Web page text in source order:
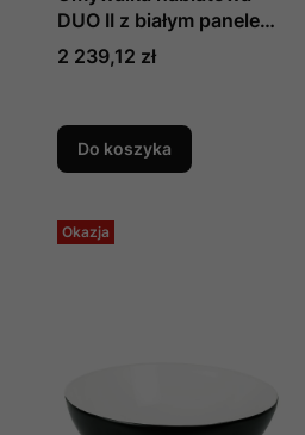
DUO II z białym panelem
prod. Marmorin nr kat. :
P_U_536_08_0380
Cena
2 239,12 zł
Do koszyka
Okazja